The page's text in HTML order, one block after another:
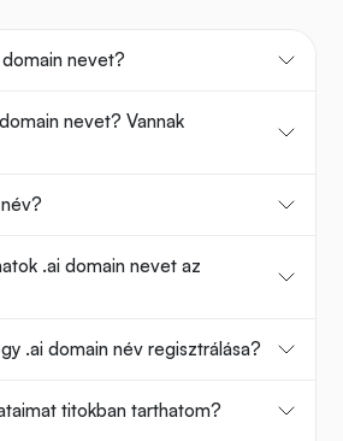
domain nevet?
nevet? Vannak
.ai domain nevet az
.ai domain név regisztrálása?
titokban tarthatom?